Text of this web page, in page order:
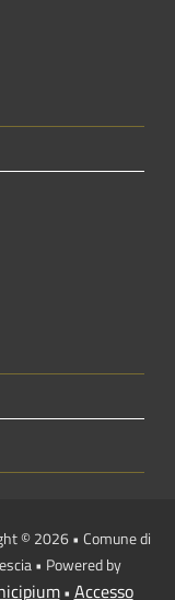
© 2026 • Comune di
• Powered by
• Accesso